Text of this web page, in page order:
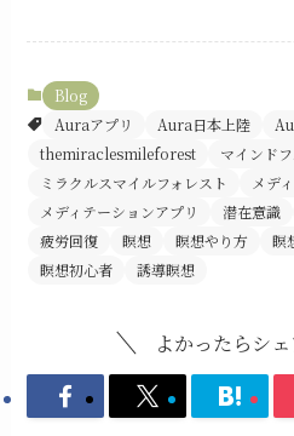
Blog
Auraアプリ
Aura日本上陸
themiraclesmileforest
マインド
ミラクルスマイルフォレスト
メデ
メディテーションアプリ
潜在意識
疲労回復
瞑想 瞑想やり方 瞑
瞑想初心者
誘導瞑想
よかったらシェ